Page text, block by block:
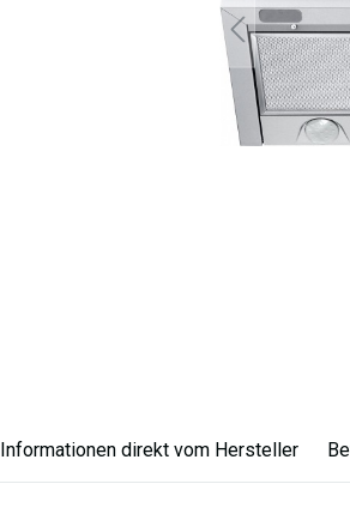
Informationen direkt vom Hersteller